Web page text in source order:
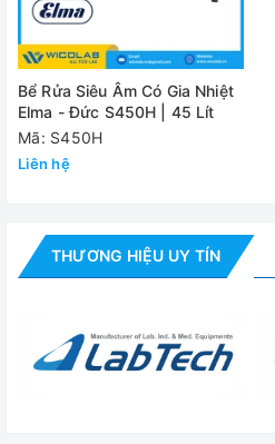
Bể Rửa Siêu Âm Có Gia Nhiệt
Elma - Đức S450H | 45 Lít
Mã: S450H
Liên hệ
THƯƠNG HIỆU UY TÍN